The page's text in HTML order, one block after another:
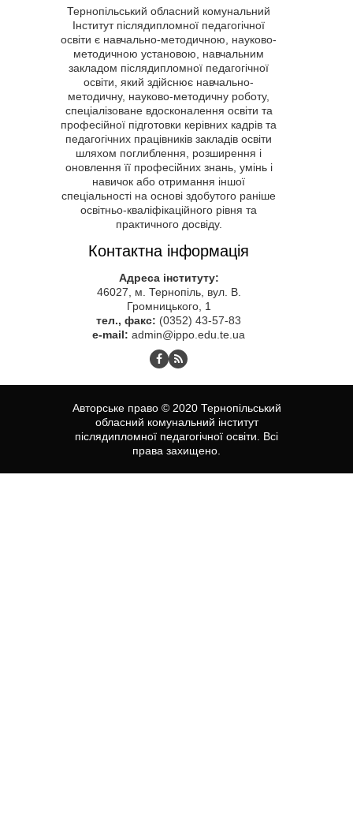
Тернопільський обласний комунальний
Інститут післядипломної педагогічної
освіти є навчально-методичною, науково-
методичною установою, навчальним
закладом післядипломної педагогічної
освіти, який здійснює навчально-
методичну, науково-методичну роботу,
спеціалізоване вдосконалення освіти та
професійної підготовки керівних кадрів та
педагогічних працівників закладів освіти
шляхом поглиблення, розширення і
оновлення її професійних знань, умінь і
навичок або отримання іншої
спеціальності на основі здобутого раніше
освітньо-кваліфікаційного рівня та
практичного досвіду.
Контактна інформація
Адреса інституту:
46027, м. Тернопіль, вул. В.
Громницького, 1
тел., факс: (0352) 43-57-83
e-mail:admin@ippo.edu.te.ua
Авторське право © 2020 Тернопільський
обласний комунальний інститут
післядипломної педагогічної освіти. Всі
права захищено.